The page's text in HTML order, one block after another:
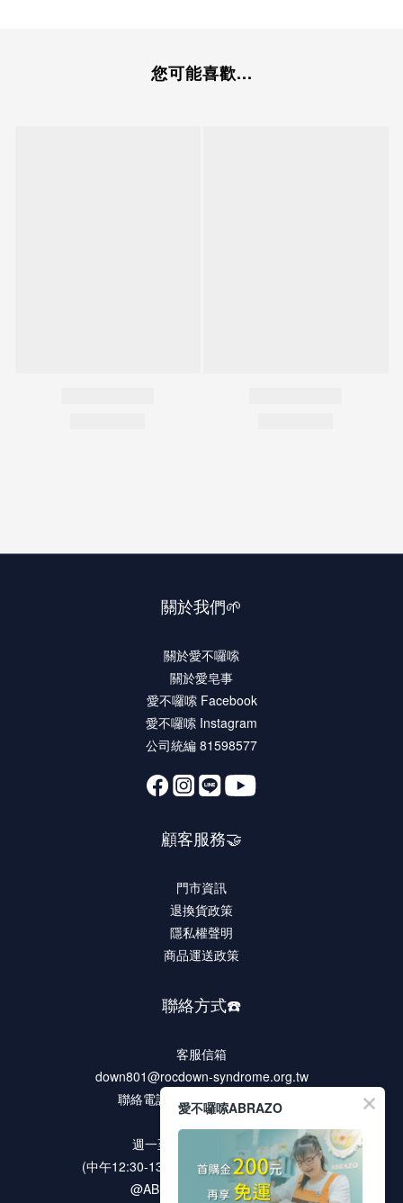
您可能喜歡...
關於我們🌱
關於愛不囉嗦
關於愛皂事
愛不囉嗦 Facebook
愛不囉嗦 Instagram
公司統編 81598577
顧客服務🤝
門市資訊
退換貨政策
隱私權聲明
商品運送政策
聯絡方式☎️
客服信箱
down801@rocdown-syndrome.org.tw
聯絡電話 02-2278-9321 #135
客服時段
週一至週五 9:00 ~18:00
(中午12:30-13:30 / 例假日及國定假日休息)
@ABRAZO 官方LINE帳號
愛不囉嗦ABRAZO